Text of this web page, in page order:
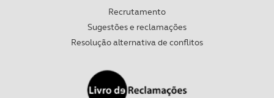
Recrutamento
Sugestões e reclamações
Resolução alternativa de conflitos